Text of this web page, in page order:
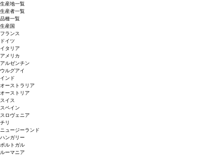
生産地一覧
生産者一覧
品種一覧
生産国
フランス
ドイツ
イタリア
アメリカ
アルゼンチン
ウルグアイ
インド
オーストラリア
オーストリア
スイス
スペイン
スロヴェニア
チリ
ニュージーランド
ハンガリー
ポルトガル
ルーマニア